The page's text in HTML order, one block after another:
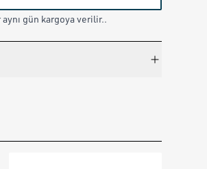
gün kargoya verilir..